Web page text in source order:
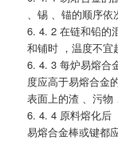
、锡 、锚的顺序依
6. 4. 2 在链和铅的
和铺时 ，温度不宜
6. 4. 3 每炉易熔合
度应高于易熔合金
表面上的渣 、污物
6. 4. 4 原料熔化后
易熔合金棒或键都